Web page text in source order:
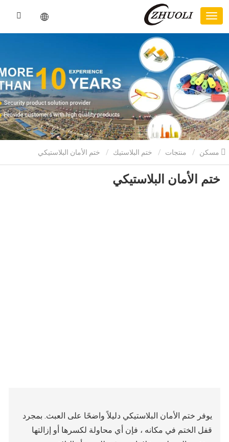
منتجات ختم البلاستيك
ختم الأمان البلاستيكي
يوفر ختم الأمان البلاستيكي دليلاً واضحًا على العبث. بمجرد
قفل الختم في مكانه ، فإن أي محاولة لكسرها أو إزالتها